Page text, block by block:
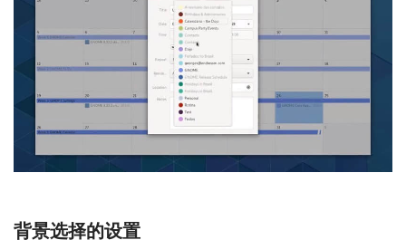
背景选择的设置